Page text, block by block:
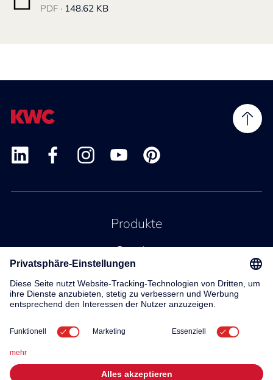
PDF · 148.62 KB
Produkte
Service
Kontakt
Über uns